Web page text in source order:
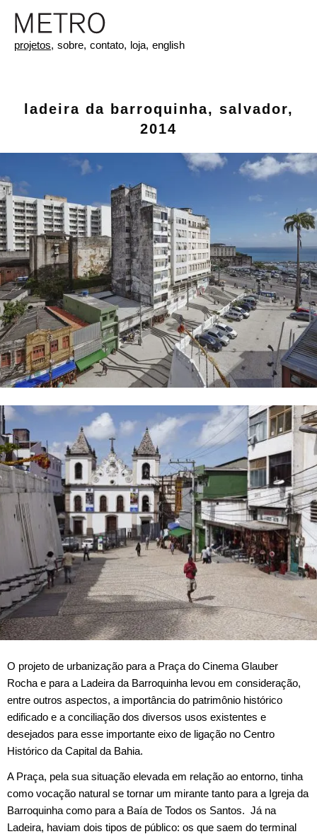
projetos, sobre, contato, loja, english
ladeira da barroquinha, salvador,
2014
O projeto de urbanização para a Praça do Cinema Glauber
Rocha e para a Ladeira da Barroquinha levou em consideração,
entre outros aspectos, a importância do patrimônio histórico
edificado e a conciliação dos diversos usos existentes e
desejados para esse importante eixo de ligação no Centro
Histórico da Capital da Bahia.
A Praça, pela sua situação elevada em relação ao entorno, tinha
como vocação natural se tornar um mirante tanto para a Igreja da
Barroquinha como para a Baía de Todos os Santos. Já na
Ladeira, haviam dois tipos de público: os que saem do terminal